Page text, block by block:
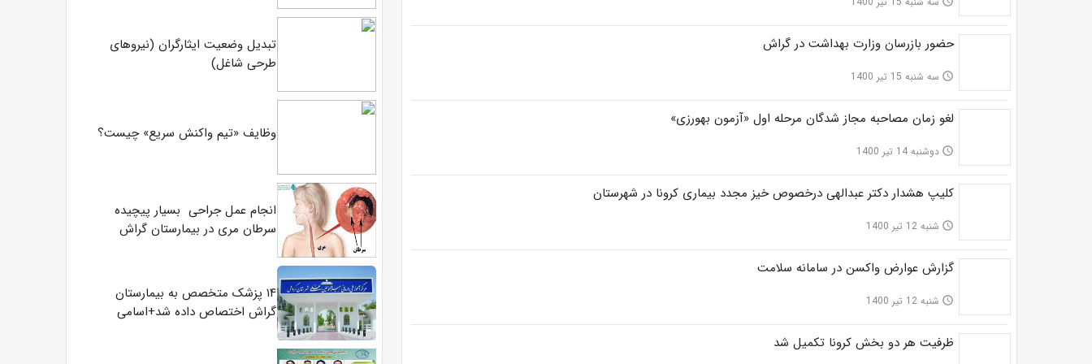
حضور بازرسان وزارت بهداشت در گراش
access_time سه شنبه 15 تیر 1400
لغو زمان مصاحبه مجاز ‌شدگان مرحله اول «آزمون بهورزی»
access_time دوشنبه 14 تیر 1400
کلیپ هشدار دکتر عبدالهی درخصوص خیز مجدد بیماری کرونا در شهرستان
access_time شنبه 12 تیر 1400
گزارش عوارض واکسن در سامانه سلامت
access_time شنبه 12 تیر 1400
ظرفیت هر دو بخش کرونا تکمیل شد
تبدیل وضعیت ایثارگران (نیروهای
طرحی شاغل)
وظایف «تیم واکنش سریع» چیست؟
انجام عمل جراحی بسیار پیچیده
سرطان مری در بیمارستان گراش
۱۴ پزشک متخصص به بیمارستان
گراش اختصاص داده شد+اسامی